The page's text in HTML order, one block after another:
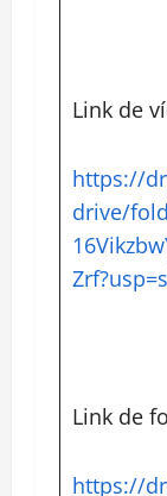
Link de
https://
drive/
Link de
https://